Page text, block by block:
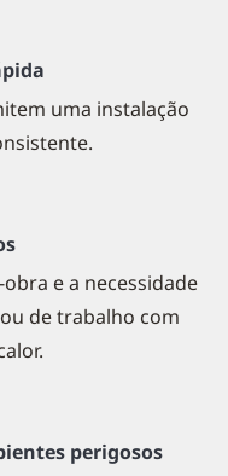
uma instalação
e a necessidade
de trabalho com
perigosos